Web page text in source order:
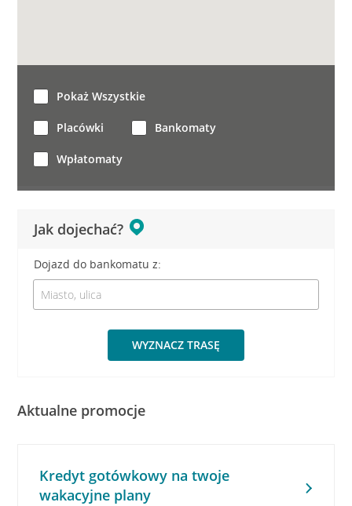
Jak dojechać?
Dojazd do bankomatu z:
WYZNACZ TRASĘ
Pokaż Wszystkie
Placówki Bankomaty
Wpłatomaty
Aktualne promocje
Kredyt gotówkowy na twoje
wakacyjne plany